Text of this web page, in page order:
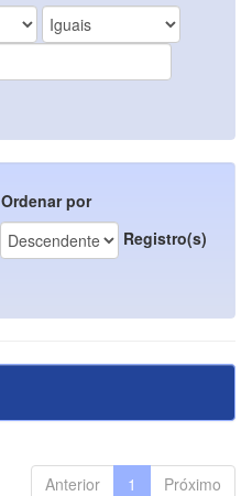
Ordenar por
Registro(s)
Anterior 1 Próximo